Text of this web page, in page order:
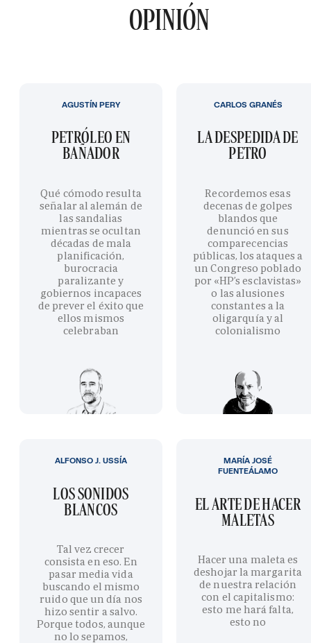
OPINIÓN
PETRÓLEO EN
BAÑADOR
Qué cómodo resulta
señalar al alemán de
las sandalias
mientras se ocultan
décadas de mala
planificación,
burocracia
paralizante y
gobiernos incapaces
de prever el éxito que
ellos mismos
celebraban
AGUSTÍN PERY
LA DESPEDIDA DE
PETRO
Recordemos esas
decenas de golpes
blandos que
denunció en sus
comparecencias
públicas, los ataques a
un Congreso poblado
por «HP’s esclavistas»
o las alusiones
constantes a la
oligarquía y al
colonialismo
CARLOS GRANÉS
LOS SONIDOS
BLANCOS
Tal vez crecer
consista en eso. En
pasar media vida
buscando el mismo
ruido que un día nos
hizo sentir a salvo.
Porque todos, aunque
no lo sepamos,
ALFONSO J. USSÍA
EL ARTE DE HACER
MALETAS
Hacer una maleta es
deshojar la margarita
de nuestra relación
con el capitalismo:
esto me hará falta,
esto no
MARÍA JOSÉ
FUENTEÁLAMO